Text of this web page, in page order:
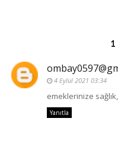
1
4 Eylül 2021 03:34
emeklerinize
Yanıtla